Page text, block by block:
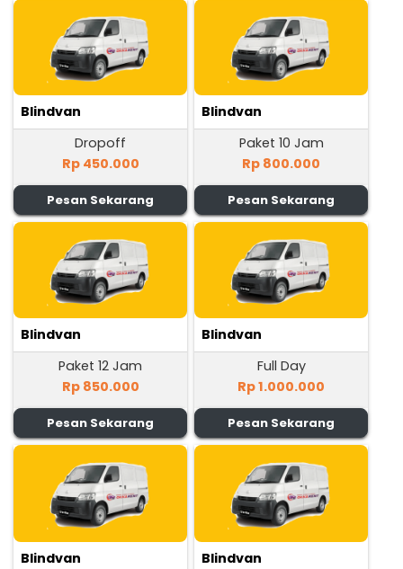
Blindvan
Dropoff
Rp 450.000
Pesan Sekarang
Blindvan
Paket 10 Jam
Rp 800.000
Pesan Sekarang
Blindvan
Paket 12 Jam
Rp 850.000
Pesan Sekarang
Blindvan
Full Day
Rp 1.000.000
Pesan Sekarang
Blindvan
Blindvan